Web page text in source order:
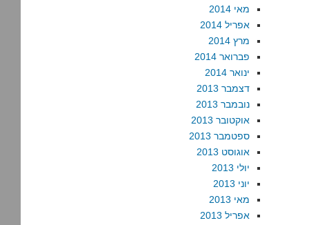
מאי 2014
אפריל 2014
מרץ 2014
פברואר 2014
ינואר 2014
דצמבר 2013
נובמבר 2013
אוקטובר 2013
ספטמבר 2013
אוגוסט 2013
יולי 2013
יוני 2013
מאי 2013
אפריל 2013